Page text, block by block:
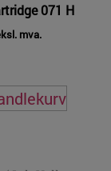
071 H
mva.